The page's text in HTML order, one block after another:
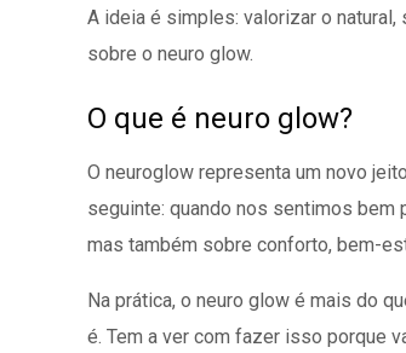
A ideia é simples: valorizar o
sobre o neuro glow.
O que é neuro glow?
O neuroglow representa um novo
seguinte: quando nos sentimos
mas também sobre conforto, bem-
Na prática, o neuro glow é mais do
é. Tem a ver com fazer isso porque